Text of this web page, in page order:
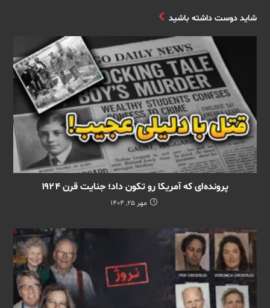
شاید دوست داشته باشید
پرونده‌ای که آمریکا رو تکون داد؛ جنایت قرن ۱۹۲۴
مهر 25, 1404